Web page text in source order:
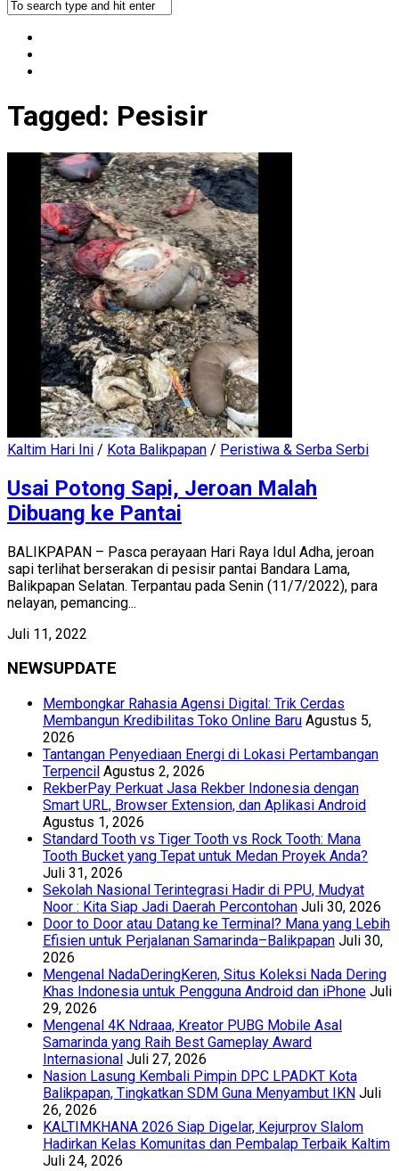
Tagged: Pesisir
Kaltim Hari Ini / Kota Balikpapan / Peristiwa & Serba Serbi
Usai Potong Sapi, Jeroan Malah
Dibuang ke Pantai
BALIKPAPAN – Pasca perayaan Hari Raya Idul Adha, jeroan
sapi terlihat berserakan di pesisir pantai Bandara Lama,
Balikpapan Selatan. Terpantau pada Senin (11/7/2022), para
nelayan, pemancing...
Juli 11, 2022
NEWSUPDATE
Membongkar Rahasia Agensi Digital: Trik Cerdas
Membangun Kredibilitas Toko Online Baru Agustus 5,
2026
Tantangan Penyediaan Energi di Lokasi Pertambangan
Terpencil Agustus 2, 2026
RekberPay Perkuat Jasa Rekber Indonesia dengan
Smart URL, Browser Extension, dan Aplikasi Android
Agustus 1, 2026
Standard Tooth vs Tiger Tooth vs Rock Tooth: Mana
Tooth Bucket yang Tepat untuk Medan Proyek Anda?
Juli 31, 2026
Sekolah Nasional Terintegrasi Hadir di PPU, Mudyat
Noor : Kita Siap Jadi Daerah Percontohan Juli 30, 2026
Door to Door atau Datang ke Terminal? Mana yang Lebih
Efisien untuk Perjalanan Samarinda–Balikpapan Juli 30,
2026
Mengenal NadaDeringKeren, Situs Koleksi Nada Dering
Khas Indonesia untuk Pengguna Android dan iPhone Juli
29, 2026
Mengenal 4K Ndraaa, Kreator PUBG Mobile Asal
Samarinda yang Raih Best Gameplay Award
Internasional Juli 27, 2026
Nasion Lasung Kembali Pimpin DPC LPADKT Kota
Balikpapan, Tingkatkan SDM Guna Menyambut IKN Juli
26, 2026
KALTIMKHANA 2026 Siap Digelar, Kejurprov Slalom
Hadirkan Kelas Komunitas dan Pembalap Terbaik Kaltim
Juli 24, 2026